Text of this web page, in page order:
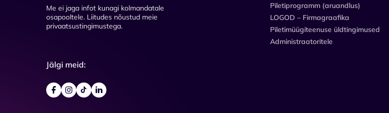
Me ei jaga infot kunagi kolmandatale
osapooltele. Liitudes nõustud meie
privaatsustingimustega.
Jälgi meid:
Piletiprogramm (aruandlus)
LOGOD – Firmagraafika
Piletimüügiteenuse üldtingimused
Administraatoritele